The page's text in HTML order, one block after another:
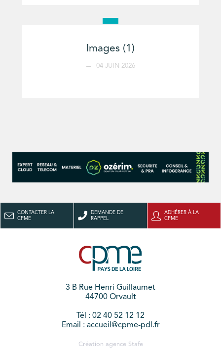
Images (1)
04 JUIN 2026
CONTACTER LA
CPME
DEMANDE DE
RAPPEL
ADHÉRER À LA
CPME
3 B Rue Henri Guillaumet
44700 Orvault
Tél : 02 40 52 12 12
Email : accueil@cpme-pdl.fr
Création agence Stafe